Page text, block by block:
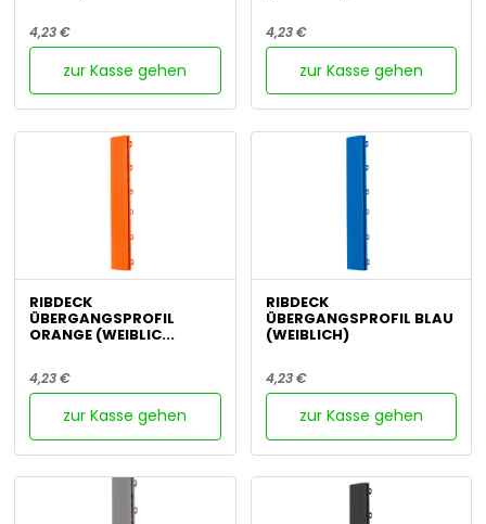
4,23 €
zur Kasse gehen
4,23 €
zur Kasse gehen
RIBDECK
ÜBERGANGSPROFIL
ORANGE (WEIBLIC...
4,23 €
zur Kasse gehen
RIBDECK
ÜBERGANGSPROFIL BLAU
(WEIBLICH)
4,23 €
zur Kasse gehen